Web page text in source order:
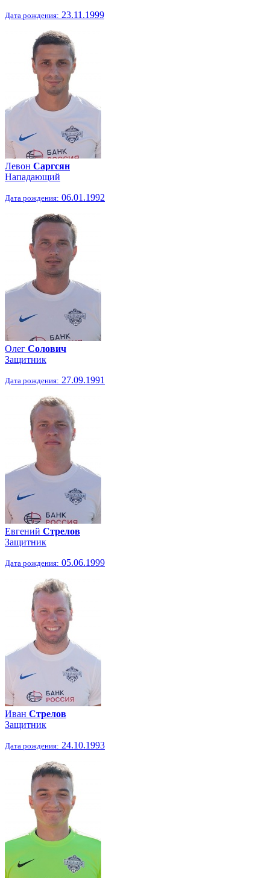
Дата рождения: 23.11.1999
Левон Саргсян
Нападающий
Дата рождения: 06.01.1992
Олег Солович
Защитник
Дата рождения: 27.09.1991
Евгений Стрелов
Защитник
Дата рождения: 05.06.1999
Иван Стрелов
Защитник
Дата рождения: 24.10.1993